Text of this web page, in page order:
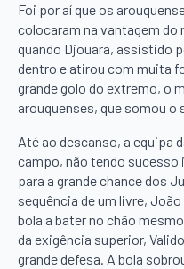
Foi por aí que os
colocaram na vantagem do
quando Djouara, assistido
dentro e atirou com muita
grande golo do extremo, o
arouquenses, que somou
Até ao descanso, a equipa
campo, não tendo
para a grande chance dos
sequência de um livre,
bola a bater no chão
da exigência superior,
grande defesa. A bola